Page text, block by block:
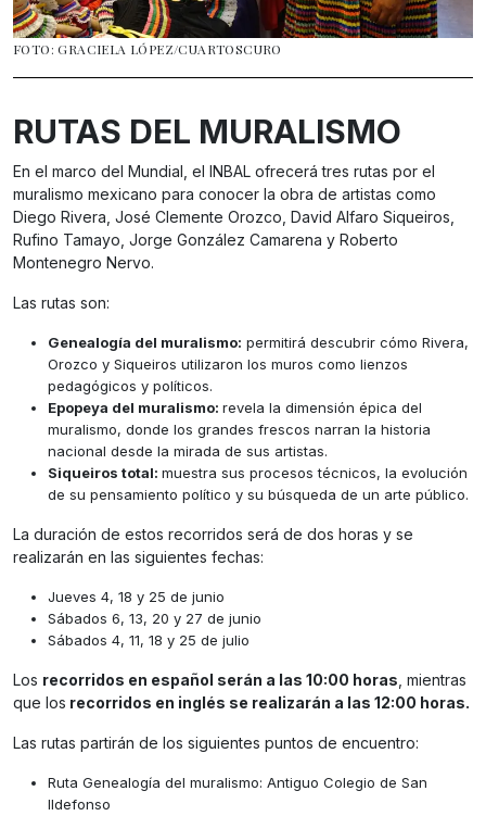
FOTO: GRACIELA LÓPEZ/CUARTOSCURO
RUTAS DEL MURALISMO
En el marco del Mundial, el INBAL ofrecerá tres rutas por el
muralismo mexicano para conocer la obra de artistas como
Diego Rivera, José Clemente Orozco, David Alfaro Siqueiros,
Rufino Tamayo, Jorge González Camarena y Roberto
Montenegro Nervo.
Las rutas son:
Genealogía del muralismo: permitirá descubrir cómo Rivera,
Orozco y Siqueiros utilizaron los muros como lienzos
pedagógicos y políticos.
Epopeya del muralismo: revela la dimensión épica del
muralismo, donde los grandes frescos narran la historia
nacional desde la mirada de sus artistas.
Siqueiros total: muestra sus procesos técnicos, la evolución
de su pensamiento político y su búsqueda de un arte público.
La duración de estos recorridos será de dos horas y se
realizarán en las siguientes fechas:
Jueves 4, 18 y 25 de junio
Sábados 6, 13, 20 y 27 de junio
Sábados 4, 11, 18 y 25 de julio
Los recorridos en español serán a las 10:00 horas , mientras
que los recorridos en inglés se realizarán a las 12:00 horas.
Las rutas partirán de los siguientes puntos de encuentro:
Ruta Genealogía del muralismo: Antiguo Colegio de San
Ildefonso